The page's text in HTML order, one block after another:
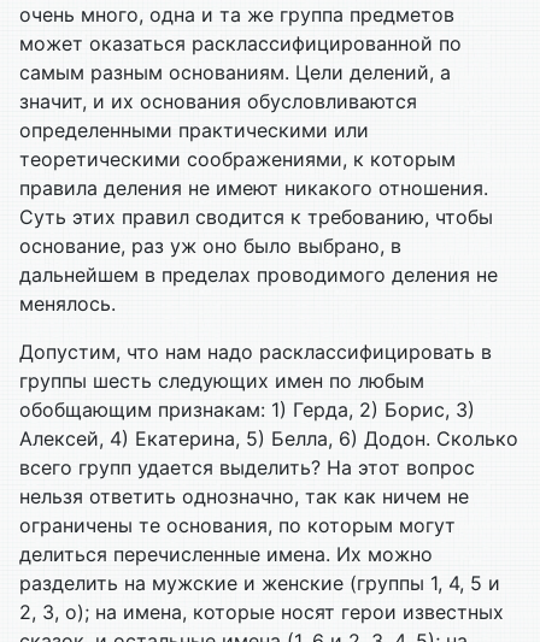
очень много, одна и та же группа предметов
может оказаться расклассифицированной по
самым разным основаниям. Цели делений, а
значит, и их основания обусловливаются
определенными практическими или
теоретическими соображениями, к которым
правила деления не имеют никакого отношения.
Суть этих правил сводится к требованию, чтобы
основание, раз уж оно было выбрано, в
дальнейшем в пределах проводимого деления не
менялось.
Допустим, что нам надо расклассифицировать в
группы шесть следующих имен по любым
обобщающим признакам: 1) Герда, 2) Борис, 3)
Алексей, 4) Екатерина, 5) Белла, 6) Додон. Сколько
всего групп удается выделить? На этот вопрос
нельзя ответить однозначно, так как ничем не
ограничены те основания, по которым могут
делиться перечисленные имена. Их можно
разделить на мужские и женские (группы 1, 4, 5 и
2, 3, о); на имена, которые носят герои известных